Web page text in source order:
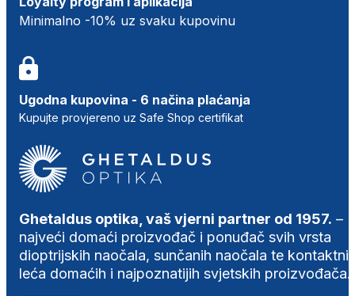
Minimalno -10% uz svaku kupovinu
Ugodna kupovina - 6 načina plaćanja
Kupujte provjereno uz Safe Shop certifikat
Ghetaldus optika, vaš vjerni partner od 1957. –
najveći domaći proizvođač i ponuđač svih vrsta
dioptrijskih naočala, sunčanih naočala te
leća domaćih i najpoznatijih svjetskih proizvođača.